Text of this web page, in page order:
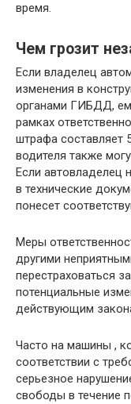
время.
Чем грозит
Если владелец
изменения в
органами ГИБДД,
рамках
штрафа составляет
водителя также
Если автовладелец
в технические
понесет
Меры
другими
перестраховаться
потенциальные
действующим
Часто на машины ,
соответствии с
серьезное
свободы в течение